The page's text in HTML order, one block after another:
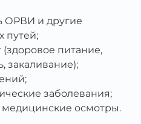
ОРВИ и другие
путей;
питание,
закаливание);
заболевания;
медицинские осмотры.